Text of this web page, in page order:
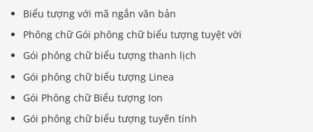
Biểu tượng với mã ngắn văn bản
Phông chữ Gói phông chữ biểu tượng tuyệt vời
Gói phông chữ biểu tượng thanh lịch
Gói phông chữ biểu tượng Linea
Gói Phông chữ Biểu tượng Ion
Gói phông chữ biểu tượng tuyến tính